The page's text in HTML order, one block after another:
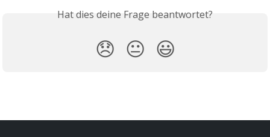
Hat dies deine Frage beantwortet?
😞 😐 😃